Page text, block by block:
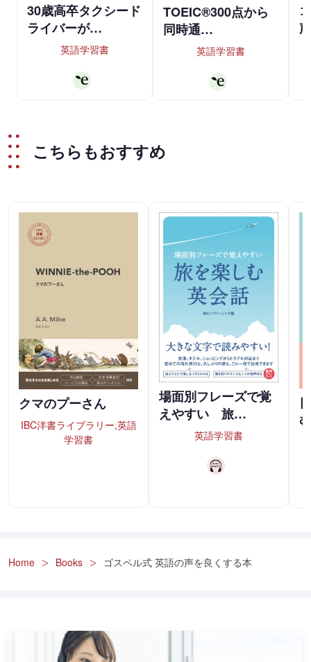
30歳高卒タクシード
ライバーが…
英語学習書
TOEIC®300点から
同時通…
英語学習書
こちらもおすすめ
クマのプーさん
IBC洋書ライブラリー,英語
学習書
場面別フレーズで覚
えやすい 旅…
英語学習書
Home Books ゴスペル式 英語の声を良くする本